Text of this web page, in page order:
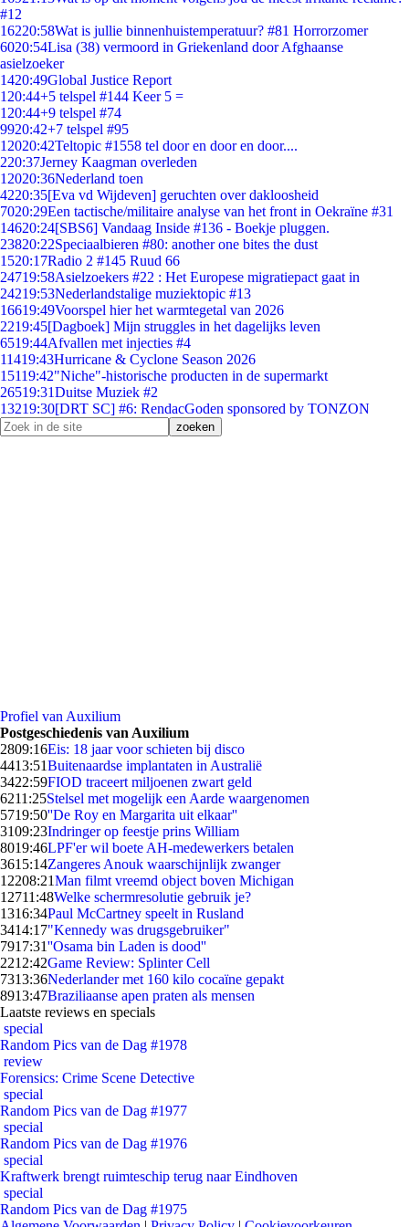
#12
16220:58Wat is jullie binnenhuistemperatuur? #81 Horrorzomer
6020:54Lisa (38) vermoord in Griekenland door Afghaanse
asielzoeker
1420:49Global Justice Report
1 20:44+5 telspel #144 Keer 5 =
1 20:44+9 telspel #74
9920:42+7 telspel #95
12020:42Teltopic #1558 tel door en door en door....
220:37Jerney Kaagman overleden
12020:36Nederland toen
4220:35[Eva vd Wijdeven] geruchten over dakloosheid
7020:29Een tactische/militaire analyse van het front in Oekraïne #31
14620:24[SBS6] Vandaag Inside #136 - Boekje pluggen.
23820:22Speciaalbieren #80: another one bites the dust
1520:17Radio 2 #145 Ruud 66
24719:58Asielzoekers #22 : Het Europese migratiepact gaat in
24219:53Nederlandstalige muziektopic #13
16619:49Voorspel hier het warmtegetal van 2026
2219:45[Dagboek] Mijn struggles in het dagelijks leven
6519:44Afvallen met injecties #4
11419:43Hurricane & Cyclone Season 2026
15119:42"Niche"-historische producten in de supermarkt
26519:31Duitse Muziek #2
13219:30[DRT SC] #6: RendacGoden sponsored by TONZON
Profiel van Auxilium
Postgeschiedenis van Auxilium
2809:16Eis: 18 jaar voor schieten bij disco
4413:51Buitenaardse implantaten in Australië
3422:59FIOD traceert miljoenen zwart geld
6211:25Stelsel met mogelijk een Aarde waargenomen
5719:50''De Roy en Margarita uit elkaar''
3109:23Indringer op feestje prins William
8019:46LPF'er wil boete AH-medewerkers betalen
3615:14Zangeres Anouk waarschijnlijk zwanger
12208:21Man filmt vreemd object boven Michigan
12711:48Welke schermresolutie gebruik je?
1316:34Paul McCartney speelt in Rusland
3414:17"Kennedy was drugsgebruiker"
7917:31''Osama bin Laden is dood''
2212:42Game Review: Splinter Cell
7313:36Nederlander met 160 kilo cocaïne gepakt
8913:47Braziliaanse apen praten als mensen
Laatste reviews en specials
special
Random Pics van de Dag #1978
review
Forensics: Crime Scene Detective
special
Random Pics van de Dag #1977
special
Random Pics van de Dag #1976
special
Kraftwerk brengt ruimteschip terug naar Eindhoven
special
Random Pics van de Dag #1975